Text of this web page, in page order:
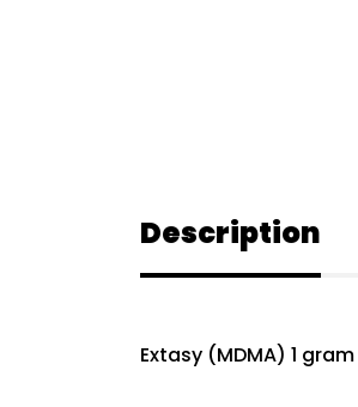
Description
Extasy (MDMA) 1 gram